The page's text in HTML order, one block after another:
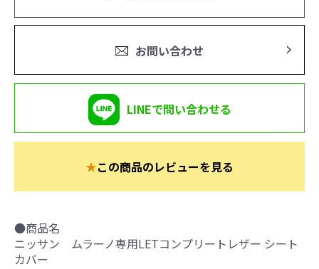
お問い合わせ
LINEで問い合わせる
★この商品のレビューを見る
●商品名
ニッサン ムラーノ専用LETコンプリートレザー シート
カバー